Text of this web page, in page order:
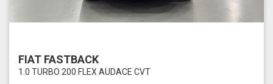
FIAT FASTBACK
1.0 TURBO 200 FLEX AUDACE CVT